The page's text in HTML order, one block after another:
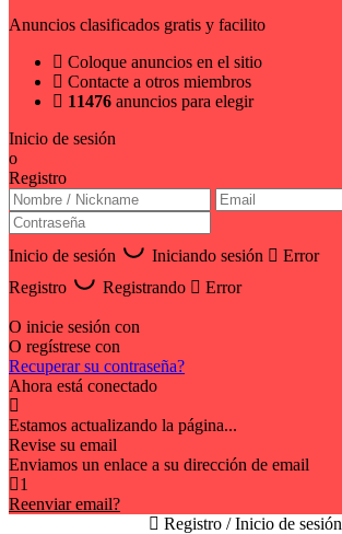
Anuncios clasificados gratis y facilito
Coloque anuncios en el sitio
Contacte a otros miembros
11476 anuncios para elegir
Inicio de sesión
o
Registro
Inicio de sesión Iniciando sesión
Error
Registro
Registrando Error
O inicie sesión con
O regístrese con
Recuperar su contraseña?
Ahora está conectado
Estamos actualizando la página...
Revise su email
Enviamos un enlace a su dirección de email
1
Reenviar email?
Registro / Inicio de sesión